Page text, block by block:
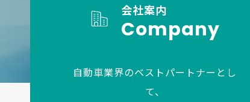
会社案内
Company
自動車業界のベストパートナーとし
て、